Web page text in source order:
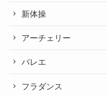
新体操
アーチェリー
バレエ
フラダンス